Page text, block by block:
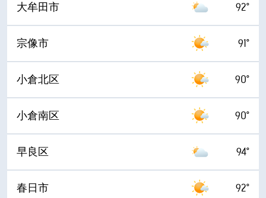
大牟田市 92°
宗像市 91°
小倉北区 90°
小倉南区 90°
早良区 94°
春日市 92°